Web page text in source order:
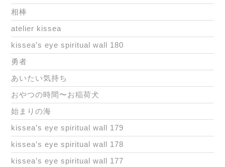
相棒
atelier kissea
kissea’s eye spiritual wall 180
勇者
あいたい気持ち
おやつの時間〜お稲荷犬
始まりの海
kissea’s eye spiritual wall 179
kissea’s eye spiritual wall 178
kissea’s eye spiritual wall 177